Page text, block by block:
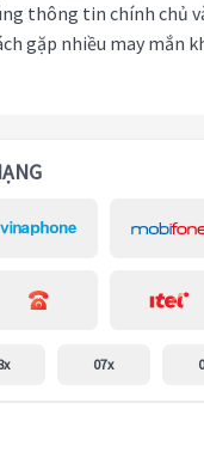
thông tin chính chủ
gặp nhiều may mắn
07x